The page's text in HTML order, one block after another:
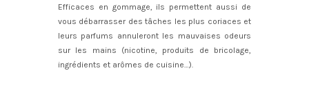
Efficaces en gommage, ils permettent aussi de
vous débarrasser des tâches les plus coriaces et
leurs parfums annuleront les mauvaises odeurs
sur les mains (nicotine, produits de bricolage,
ingrédients et arômes de cuisine…).